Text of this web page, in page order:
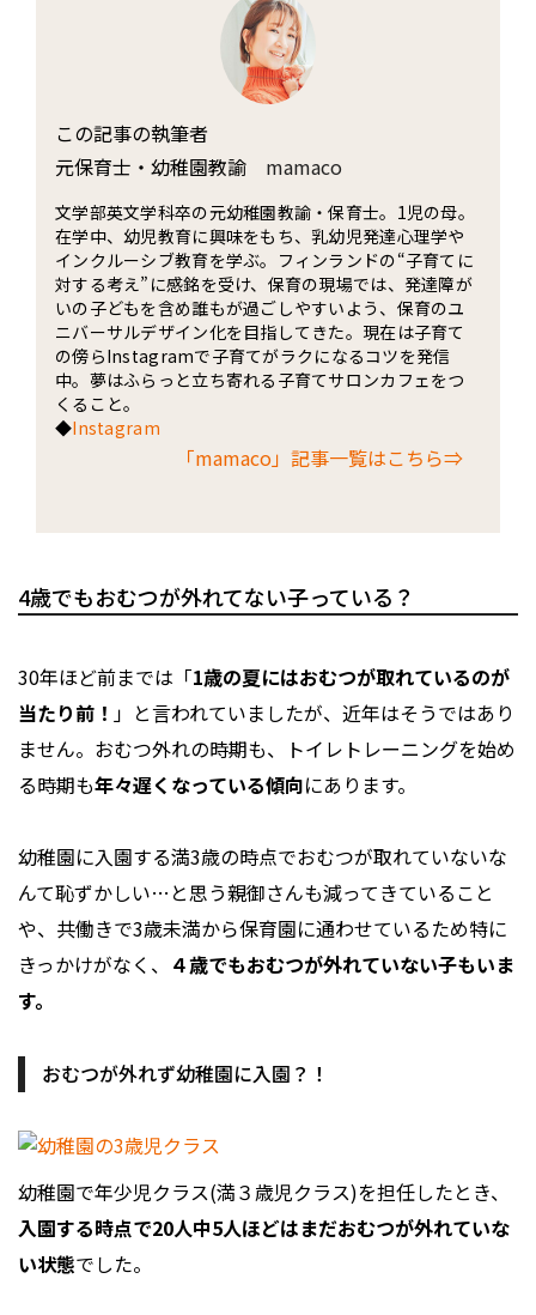
この記事の執筆者
元保育士・幼稚園教諭 mamaco
文学部英文学科卒の元幼稚園教諭・保育士。1児の母。
在学中、幼児教育に興味をもち、乳幼児発達心理学や
インクルーシブ教育を学ぶ。フィンランドの“子育てに
対する考え”に感銘を受け、保育の現場では、発達障が
いの子どもを含め誰もが過ごしやすいよう、保育のユ
ニバーサルデザイン化を目指してきた。現在は子育て
の傍らInstagramで子育てがラクになるコツを発信
中。夢はふらっと立ち寄れる子育てサロンカフェをつ
くること。
◆Instagram
「mamaco」記事一覧はこちら⇒
4歳でもおむつが外れてない子っている？
30年ほど前までは「1歳の夏にはおむつが取れているのが
当たり前！ 」と言われていましたが、近年はそうではあり
ません。おむつ外れの時期も、トイレトレーニングを始め
る時期も年々遅くなっている傾向にあります。
幼稚園に入園する満3歳の時点でおむつが取れていないな
んて恥ずかしい…と思う親御さんも減ってきていること
や、共働きで3歳未満から保育園に通わせているため特に
きっかけがなく、 ４歳でもおむつが外れていない子もいま
す。
おむつが外れず幼稚園に入園？！
幼稚園で年少児クラス(満３歳児クラス)を担任したとき、
入園する時点で20人中5人ほどはまだおむつが外れていな
い状態でした。